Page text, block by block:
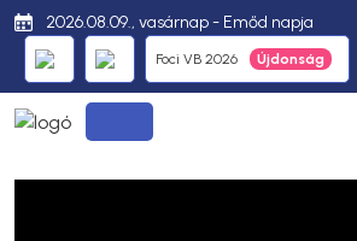
2026.08.09., vasárnap - Emőd napja
Foci VB 2026